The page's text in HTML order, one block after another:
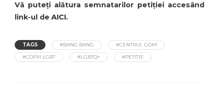
Vă puteți alătura semnatarilor petiției accesând
link-ul de AICI.
TAGS #BANG BANG
#CENTRUL GDM
#COPIII LGBT
#LGBTQ+ #PETIȚIE